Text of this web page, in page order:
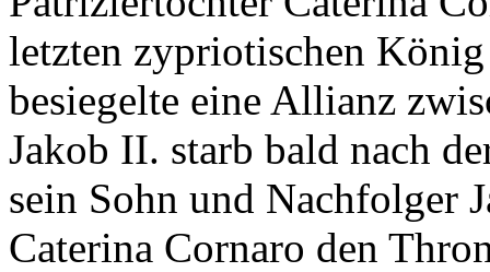
letzten zypriotischen
besiegelte eine Allianz
Jakob II. starb bald nach
sein Sohn und Nachfolger
Caterina Cornaro den